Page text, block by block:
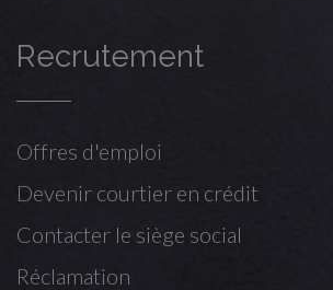
Recrutement
Offres d'emploi
Devenir courtier en crédit
Contacter le siège social
Réclamation